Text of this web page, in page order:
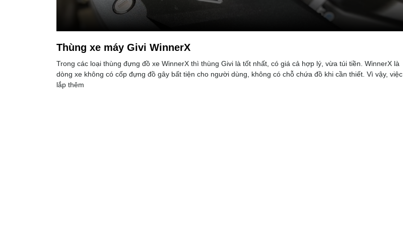
Thùng xe máy Givi WinnerX
Trong các loại thùng đựng đồ xe WinnerX thì thùng Givi là tốt nhất, có giá cả hợp lý, vừa túi tiền. WinnerX là
dòng xe không có cốp đựng đồ gây bất tiện cho người dùng, không có chỗ chứa đồ khi cần thiết. Vì vậy, việc
lắp thêm